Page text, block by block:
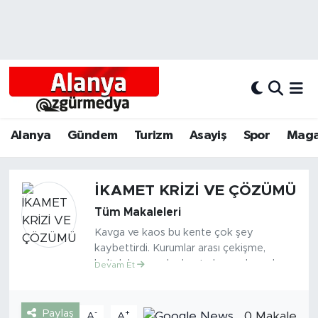
Alanya Gündem Turizm Asayiş Spor
İKAMET KRİZİ VE ÇÖZÜMÜ
Tüm Makaleleri
Kavga ve kaos bu kente çok şey
kaybettirdi. Kurumlar arası çekişme,
koltuk kavgası bu kente kazandırmadı
arasındaki kriz hem insanların vaktini çaldı,
Devam Et
Paylaş - +
Alanyum
Bölgesel
Dünya
Ekonomi
Alanya Hava Durumu
Tüm Manşetler
Son Dakika Haberleri
Haber Arşivi